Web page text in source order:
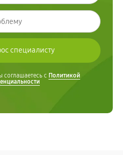
соглашаетесь с Политикой